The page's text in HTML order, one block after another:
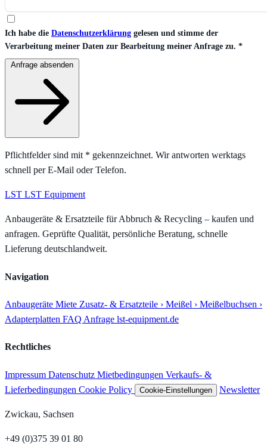
Ich habe die Datenschutzerklärung gelesen und stimme der
Verarbeitung meiner Daten zur Bearbeitung meiner Anfrage zu. *
Pflichtfelder sind mit * gekennzeichnet. Wir antworten werktags
schnell per E-Mail oder Telefon.
LST LST Equipment
Anbaugeräte & Ersatzteile für Abbruch & Recycling – kaufen und
anfragen. Geprüfte Qualität, persönliche Beratung, schnelle
Lieferung deutschlandweit.
Navigation
Anbaugeräte Miete Zusatz- & Ersatzteile › Meißel › Meißelbuchsen ›
Adapterplatten FAQ Anfrage lst-equipment.de
Rechtliches
Impressum Datenschutz Mietbedingungen Verkaufs- &
Lieferbedingungen Cookie Policy Cookie-Einstellungen Newsletter
Zwickau, Sachsen
+49 (0)375 39 01 80